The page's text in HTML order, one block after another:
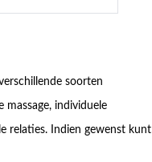
soorten
massage, individuele
relaties. Indien gewenst kunt